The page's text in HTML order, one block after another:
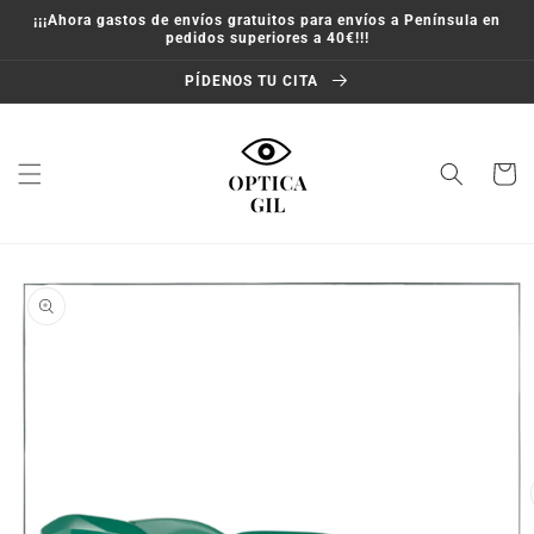
directamente
¡¡¡Ahora gastos de envíos gratuitos para envíos a Península en
pedidos superiores a 40€!!!
PÍDENOS TU CITA
Carrito
directamente
a la